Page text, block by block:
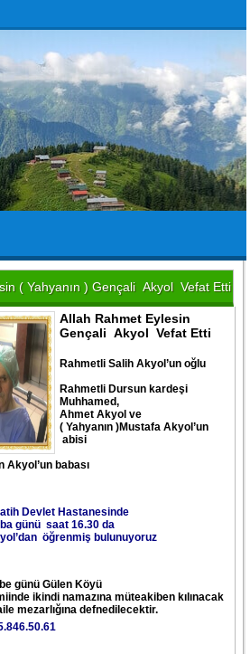
( Yahyanın ) Gençali Akyol Vefat Etti
Allah Rahmet Eylesin
Gençali Akyol Vefat Etti
Rahmetli Salih Akyol’un oğlu
Rahmetli Dursun kardeşi
Muhhamed,
Ahmet Akyol ve
( Yahyanın )Mustafa Akyol’un
abisi
Akyol’un babası
Devlet Hastanesinde
günü saat 16.30 da
öğrenmiş bulunuyoruz
günü Gülen Köyü
ikindi namazına müteakiben kılınacak
mezarlığına defnedilecektir.